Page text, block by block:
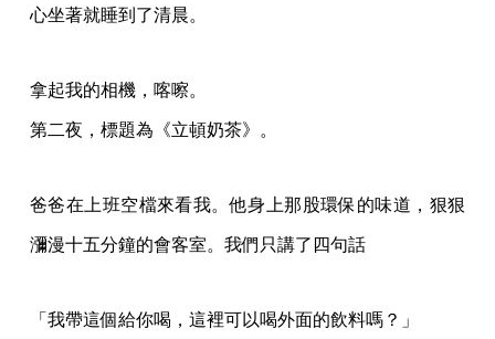
心坐著就睡到了清晨。
拿起我的相機，喀嚓。
第二夜，標題為《立頓奶茶》。
爸爸在上班空檔來看我。他身上那股環保的味道，狠狠
瀰漫十五分鐘的會客室。我們只講了四句話
「我帶這個給你喝，這裡可以喝外面的飲料嗎？」